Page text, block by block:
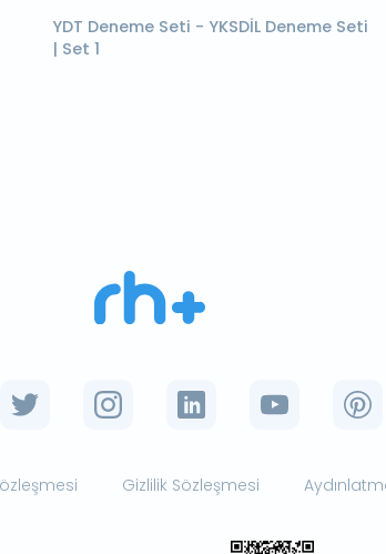
YDT Deneme Seti - YKSDİL Deneme Seti
| Set 1
Gizlilik Sözleşmesi